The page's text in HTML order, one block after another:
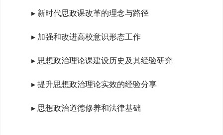
▸ 新时代思政课改革的理念与路径
▸ 加强和改进高校意识形态工作
▸ 思想政治理论课建设历史及其经验研究
▸ 提升思想政治理论实效的经验分享
▸ 思想政治道德修养和法律基础